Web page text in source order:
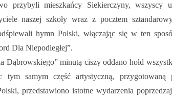
przybyli mieszkańcy Siekierczyny, wszyscy
naszej szkoły wraz z pocztem
hymn Polski, włączając się w ten
Dla Niepodległej”.
Dąbrowskiego” minutą ciszy oddano hołd
tym samym część artystyczną, przygotowaną
przedstawiono istotne wydarzenia